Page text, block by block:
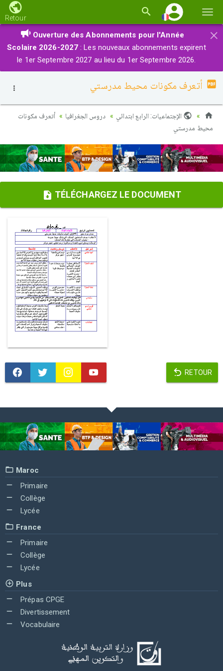
la
Retour
×
Ouverture des Abonnements pour l'Année
Scolaire 2026-2027 : Les nouveaux abonnements expirent
le 1er Septembre 2027 au lieu du 1er Septembre 2026.
أتعرف مكونات محیط مدرستي
الإجتماعيات: الرابع ابتدائي دروس الجغرافيا
أتعرف مكونات
محیط مدرستي
TÉLÉCHARGEZ LE DOCUMENT
RETOUR
Maroc
Primaire
Collège
Lycée
France
Primaire
Collège
Lycée
Plus
Prépas CPGE
Divertissement
Vocabulaire